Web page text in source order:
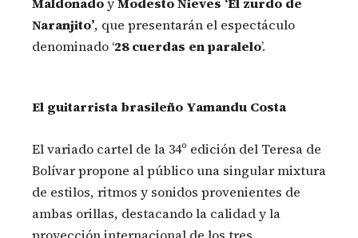
Naranjito’, que presentarán el espectáculo
denominado ‘28 cuerdas en paralelo’.
El guitarrista brasileño Yamandu Costa
El variado cartel de la 34º edición del Teresa de
Bolívar propone al público una singular mixtura
de estilos, ritmos y sonidos provenientes de
ambas orillas, destacando la calidad y la